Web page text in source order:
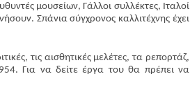
μουσείων, Γάλλοι συλλέκτες, Ιταλοί
Σπάνια σύγχρονος καλλιτέχνης έχει
τις αισθητικές μελέτες, τα ρεπορτάζ,
Για να δείτε έργα του θα πρέπει να